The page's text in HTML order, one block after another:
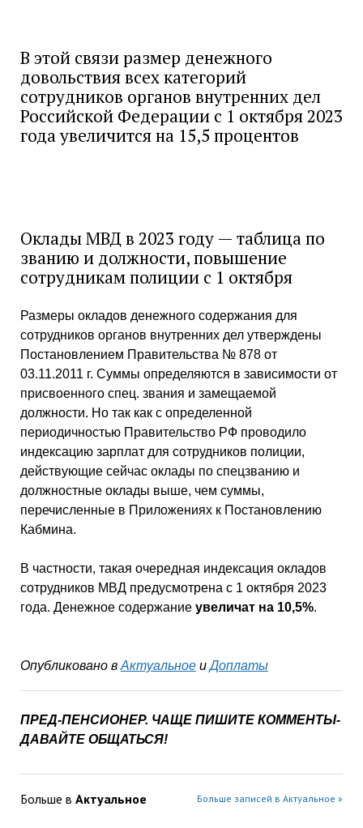
В этой связи размер денежного
довольствия всех категорий
сотрудников органов внутренних дел
Российской Федерации с 1 октября 2023
года увеличится на 15,5 процентов
Оклады МВД в 2023 году — таблица по
званию и должности, повышение
сотрудникам полиции с 1 октября
Размеры окладов денежного содержания для
сотрудников органов внутренних дел утверждены
Постановлением Правительства № 878 от
03.11.2011 г. Суммы определяются в зависимости от
присвоенного спец. звания и замещаемой
должности. Но так как с определенной
периодичностью Правительство РФ проводило
индексацию зарплат для сотрудников полиции,
действующие сейчас оклады по спецзванию и
должностные оклады выше, чем суммы,
перечисленные в Приложениях к Постановлению
Кабмина.
В частности, такая очередная индексация окладов
сотрудников МВД предусмотрена с 1 октября 2023
года. Денежное содержание увеличат на 10,5%.
Опубликовано в АктуальноеиДоплаты
ПРЕД-ПЕНСИОНЕР. ЧАЩЕ ПИШИТЕ КОММЕНТЫ-
ДАВАЙТЕ ОБЩАТЬСЯ!
Больше в Актуальное Больше записей в Актуальное »